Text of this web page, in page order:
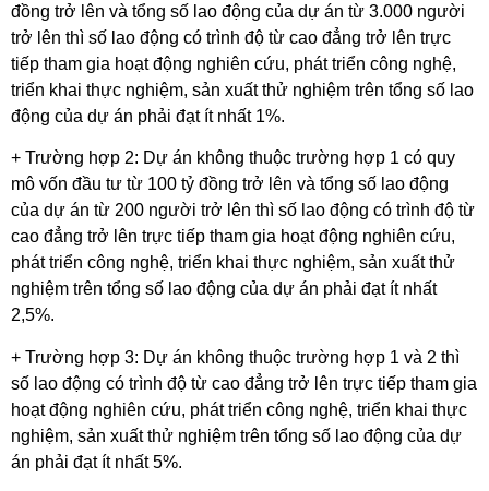
đồng trở lên và tổng số lao động của dự án từ 3.000 người
trở lên thì số lao động có trình độ từ cao đẳng trở lên trực
tiếp tham gia hoạt động nghiên cứu, phát triển công nghệ,
triển khai thực nghiệm, sản xuất thử nghiệm trên tổng số lao
động của dự án phải đạt ít nhất 1%.
+ Trường hợp 2: Dự án không thuộc trường hợp 1 có quy
mô vốn đầu tư từ 100 tỷ đồng trở lên và tổng số lao động
của dự án từ 200 người trở lên thì số lao động có trình độ từ
cao đẳng trở lên trực tiếp tham gia hoạt động nghiên cứu,
phát triển công nghệ, triển khai thực nghiệm, sản xuất thử
nghiệm trên tổng số lao động của dự án phải đạt ít nhất
2,5%.
+ Trường hợp 3: Dự án không thuộc trường hợp 1 và 2 thì
số lao động có trình độ từ cao đẳng trở lên trực tiếp tham gia
hoạt động nghiên cứu, phát triển công nghệ, triển khai thực
nghiệm, sản xuất thử nghiệm trên tổng số lao động của dự
án phải đạt ít nhất 5%.